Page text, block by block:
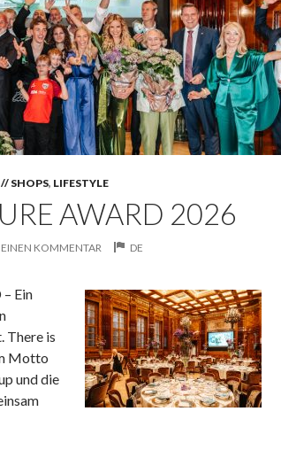
SHOPS, LIFESTYLE
AWARD 2026
EINEN KOMMENTAR DE
Ein
There is
Motto
und die